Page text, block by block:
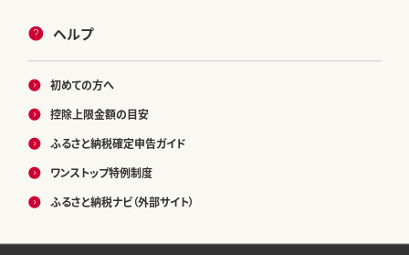
ヘルプ
初めての方へ
控除上限金額の目安
ふるさと納税確定申告ガイド
ワンストップ特例制度
ふるさと納税ナビ（外部サイト）